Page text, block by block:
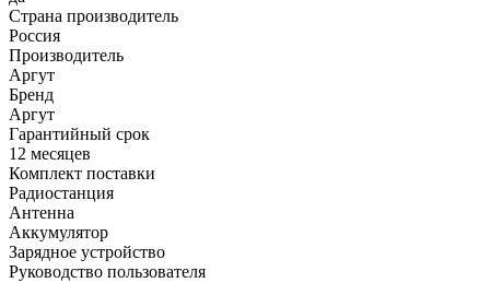
Страна производитель
Россия
Производитель
Аргут
Бренд
Аргут
Гарантийный срок
12 месяцев
Комплект поставки
Радиостанция
Антенна
Аккумулятор
Зарядное устройство
Руководство пользователя